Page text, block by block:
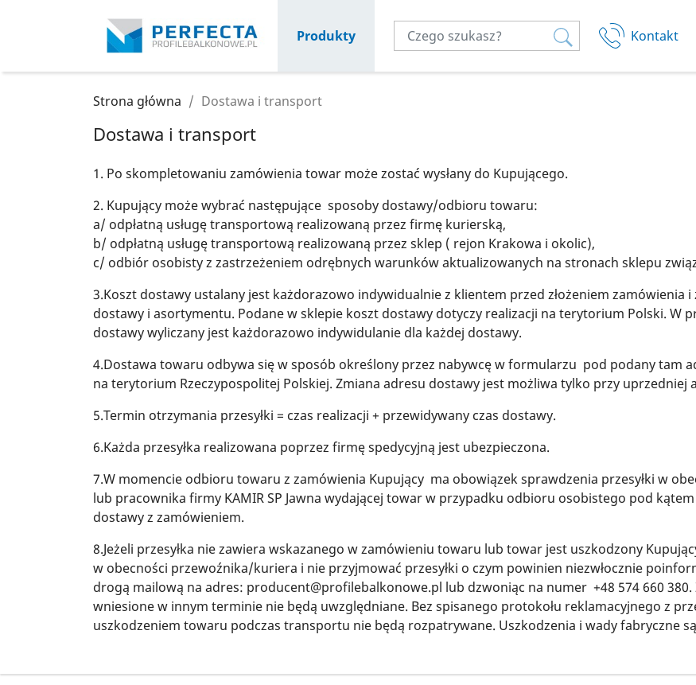
Produkty Kontakt
Strona główna Dostawa i transport
Dostawa i transport
1. Po skompletowaniu zamówienia towar może zostać wysłany do Kupującego.
2. Kupujący może wybrać następujące sposoby dostawy/odbioru towaru:
a/ odpłatną usługę transportową realizowaną przez firmę kurierską,
b/ odpłatną usługę transportową realizowaną przez sklep ( rejon Krakowa i okolic),
c/ odbiór osobisty z zastrzeżeniem odrębnych warunków aktualizowanych na stronach sklepu
3.Koszt dostawy ustalany jest każdorazowo indywidualnie z klientem przed złożeniem zamówienia
dostawy i asortymentu. Podane w sklepie koszt dostawy dotyczy realizacji na terytorium Polski. W
dostawy wyliczany jest każdorazowo indywidulanie dla każdej dostawy.
4.Dostawa towaru odbywa się w sposób określony przez nabywcę w formularzu pod podany tam
na terytorium Rzeczypospolitej Polskiej. Zmiana adresu dostawy jest możliwa tylko przy uprzedniej
5.Termin otrzymania przesyłki = czas realizacji + przewidywany czas dostawy.
6.Każda przesyłka realizowana poprzez firmę spedycyjną jest ubezpieczona.
7.W momencie odbioru towaru z zamówienia Kupujący ma obowiązek sprawdzenia przesyłki w
lub pracownika firmy KAMIR SP Jawna wydającej towar w przypadku odbioru osobistego pod
dostawy z zamówieniem.
8.Jeżeli przesyłka nie zawiera wskazanego w zamówieniu towaru lub towar jest uszkodzony
w obecności przewoźnika/kuriera i nie przyjmować przesyłki o czym powinien niezwłocznie
drogą mailową na adres: producent@profilebalkonowe.pl lub dzwoniąc na numer +48 574 660 380.
wniesione w innym terminie nie będą uwzględniane. Bez spisanego protokołu reklamacyjnego z
uszkodzeniem towaru podczas transportu nie będą rozpatrywane. Uszkodzenia i wady fabryczne